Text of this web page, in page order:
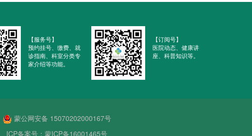
【服务号】
预约挂号、缴费、就
诊指南、科室分类专
家介绍等功能。
【订阅号】
医院动态、健康讲
座、科普知识等。
蒙公网安备 15070202000167号
ICP备案号：蒙ICP备16001465号